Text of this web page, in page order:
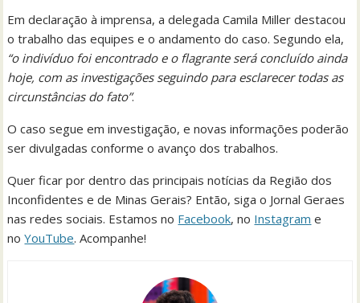
Em declaração à imprensa, a delegada Camila Miller destacou
o trabalho das equipes e o andamento do caso. Segundo ela,
“o indivíduo foi encontrado e o flagrante será concluído ainda
hoje, com as investigações seguindo para esclarecer todas as
circunstâncias do fato”.
O caso segue em investigação, e novas informações poderão
ser divulgadas conforme o avanço dos trabalhos.
Quer ficar por dentro das principais notícias da Região dos
Inconfidentes e de Minas Gerais? Então, siga o Jornal Geraes
nas redes sociais. Estamos no Facebook, no Instagram e
noYouTube. Acompanhe!